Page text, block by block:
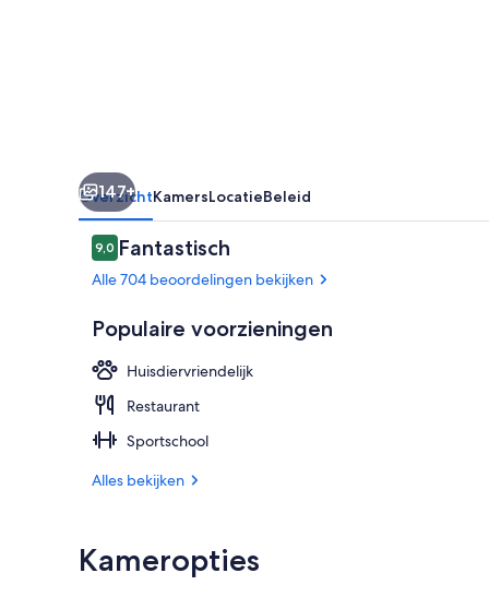
147+
OverzichtKamersLocatieBeleid
Beoordelingen
9,09,0 op 10 –
Fantastisch
Alle 704 beoordelingen bekijken
Populaire voorzieningen
Huisdiervriendelijk
Restaurant
Sportschool
Alles bekijken
Kameropties